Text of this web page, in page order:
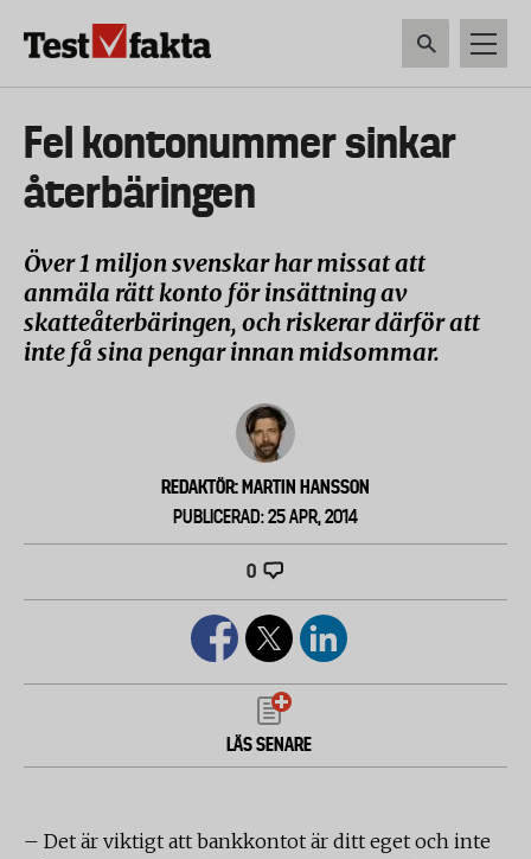
Huvudmeny
ny
Fel kontonummer sinkar
återbäringen
Över 1 miljon svenskar har missat att
anmäla rätt konto för insättning av
skatteåterbäringen, och riskerar därför att
inte få sina pengar innan midsommar.
REDAKTÖR: MARTIN HANSSON
PUBLICERAD: 25 APR, 2014
0
LÄS SENARE
– Det är viktigt att bankkontot är ditt eget och inte